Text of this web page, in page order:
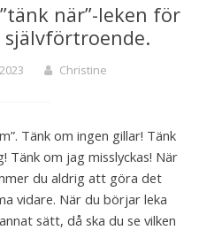
när”-leken för
Christine
Tänk om ingen gillar! Tänk
Tänk om jag misslyckas! När
du aldrig att göra det
vidare. När du börjar leka
sätt, då ska du se vilken